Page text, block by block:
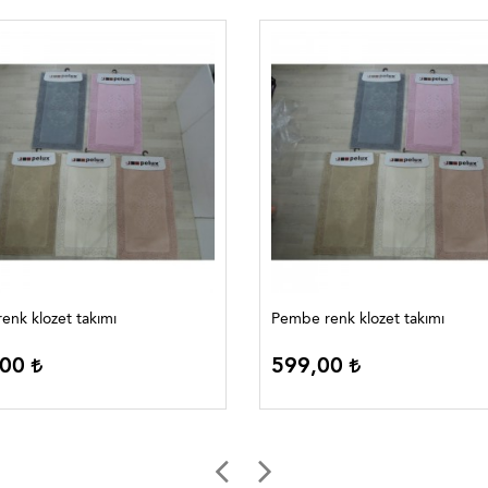
klozet takımı Pembe renk klozet takımı
599,00